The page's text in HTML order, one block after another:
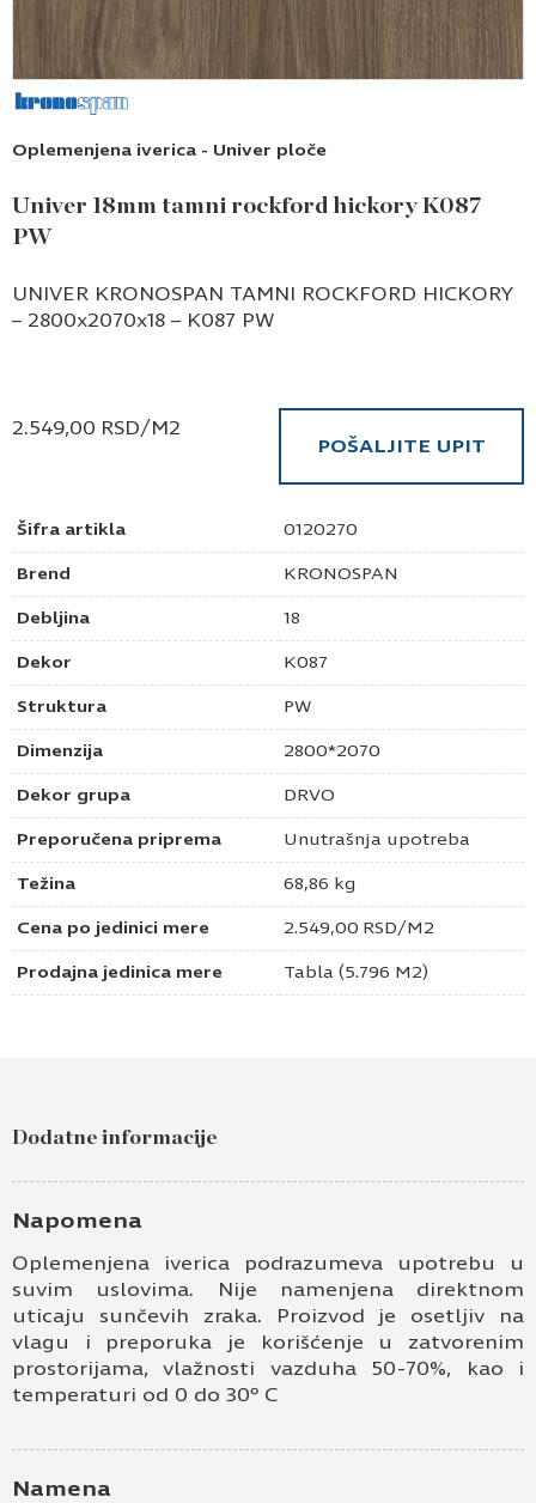
Oplemenjena iverica - Univer ploče
Univer 18mm tamni rockford hickory K087
PW
Šifra artikla 0120270
Brend KRONOSPAN
Debljina 18
Dekor K087
Struktura PW
Dimenzija 2800*2070
Dekor grupa DRVO
Preporučena priprema Unutrašnja upotreba
Težina 68,86 kg
Cena po jedinici mere 2.549,00 RSD/M2
Prodajna jedinica mere Tabla (5.796 M2)
UNIVER KRONOSPAN TAMNI ROCKFORD HICKORY
– 2800x2070x18 – K087 PW
2.549,00 RSD/M2
POŠALJITE UPIT
Ime i prezime
Kontakt telefon
Dodatne informacije
Napomena
Oplemenjena iverica podrazumeva upotrebu u
suvim uslovima. Nije namenjena direktnom
uticaju sunčevih zraka. Proizvod je osetljiv na
vlagu i preporuka je korišćenje u zatvorenim
prostorijama, vlažnosti vazduha 50-70%, kao i
temperaturi od 0 do 30º C
Namena